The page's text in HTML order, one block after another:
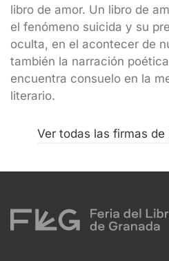
libro de amor. Un libro de
el fenómeno suicida y su
oculta, en el acontecer de
también la narración
encuentra consuelo en la
literario.
Ver todas las firmas